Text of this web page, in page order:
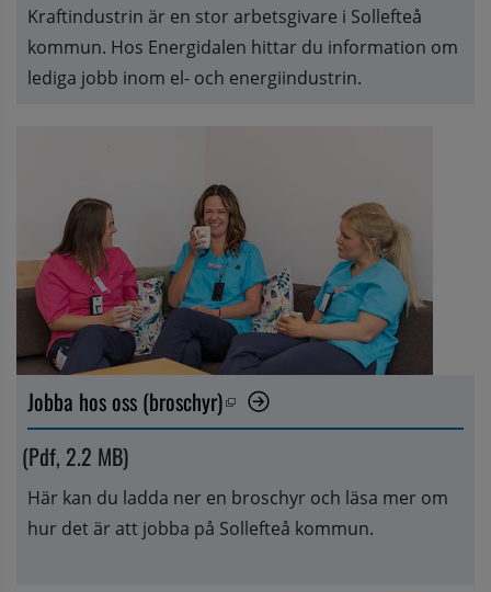
Kraftindustrin är en stor arbetsgivare i Sollefteå
kommun. Hos Energidalen hittar du information om
lediga jobb inom el- och energiindustrin.
Jobba hos oss (broschyr)
Pdf, 2.2 MB, öppnas i nytt fönster.
(Pdf, 2.2 MB)
Här kan du ladda ner en broschyr och läsa mer om
hur det är att jobba på Sollefteå kommun.